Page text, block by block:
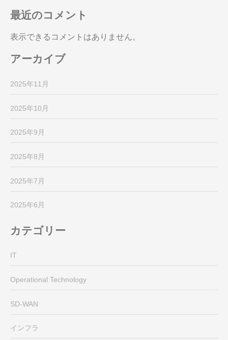
最近のコメント
表示できるコメントはありません。
アーカイブ
2025年11月
2025年10月
2025年9月
2025年8月
2025年7月
2025年6月
カテゴリー
IT
Operational Technology
SD-WAN
インフラ